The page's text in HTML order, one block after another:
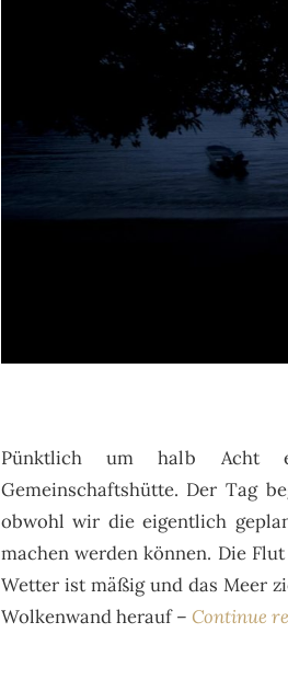
Pünktlich um halb Acht
Gemeinschaftshütte. Der Tag
obwohl wir die eigentlich
machen werden können. Die
Wetter ist mäßig und das Meer
Wolkenwand herauf – Continue